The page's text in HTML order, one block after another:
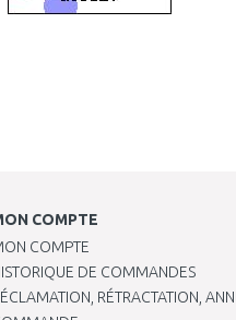
COMPTE
COMPTE
DE COMMANDES
RÉTRACTATION,